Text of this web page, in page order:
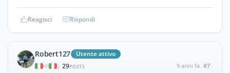
Reagisci Rispondi
Robert127 Utente attivo
| 29POSTS 9 anni fa #7